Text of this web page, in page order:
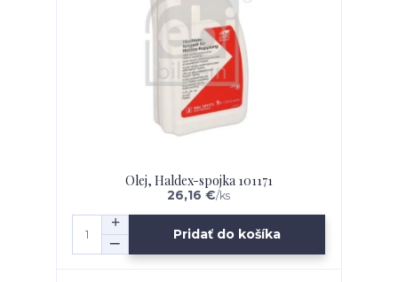
Olej, Haldex-spojka 101171
26,16 €/ks
Pridať do košíka